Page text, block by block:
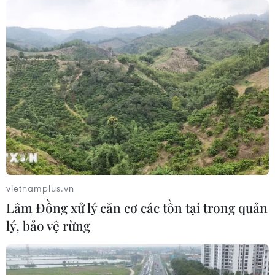
“Người Nhện” lập kỳ tích, “The
Odyssey” cán mốc 1 tỷ USD doanh
thu phòng vé
10/08/2026 03:57
Phim Việt lần thứ tư ghi dấu ấn tại
chương trình chiếu phim mùa Hè ở
Berlin
10/08/2026 02:28
Chuỗi chương trình nghệ thuật lan
tỏa tinh thần hiếu hạnh mùa Vu Lan
09/08/2026 15:02
vietnamplus.vn
Lâm Đồng xử lý căn cơ các tồn tại trong quản
lý, bảo vệ rừng